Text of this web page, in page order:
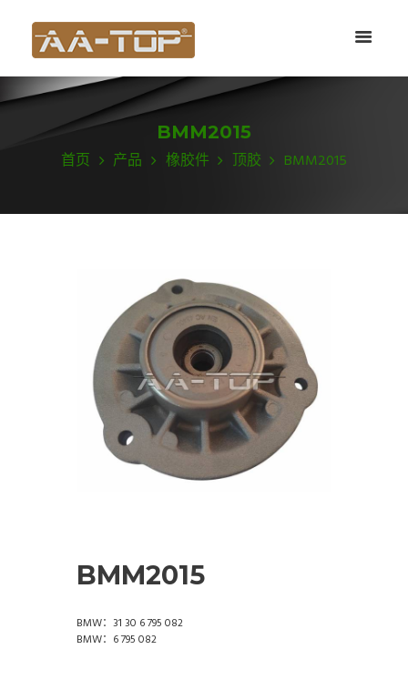
BMM2015
首页 产品 橡胶件 顶胶 BMM2015
BMM2015
BMW：31 30 6 795 082
BMW：6 795 082